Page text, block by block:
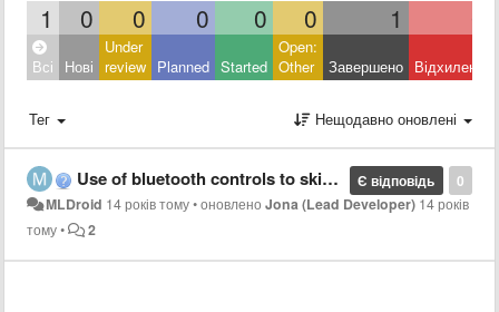
1 0 0 0 0 0 1
Всі Нові
Under
review Planned Started
Open:
Other
Завершено Відхилено
Тег Нещодавно оновлені
0
Є відповідь
Use of bluetooth controls to skip through favorites on my car
MLDroid 14 років тому•оновленоJona (Lead Developer) 14 років
тому• 2